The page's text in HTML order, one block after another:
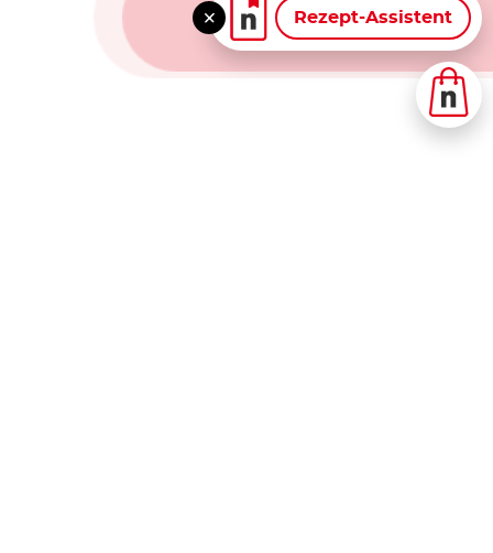
Rezept-Assistent